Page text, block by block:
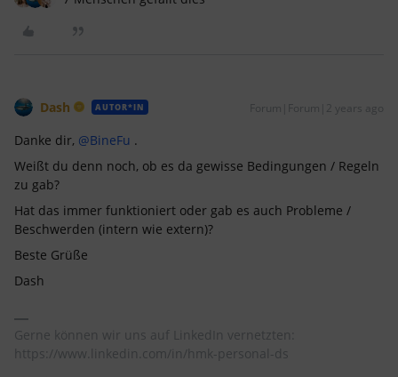
Dash AUTOR*IN Forum|Forum|2 years ago
Danke dir, @BineFu .
Weißt du denn noch, ob es da gewisse Bedingungen / Regeln
zu gab?
Hat das immer funktioniert oder gab es auch Probleme /
Beschwerden (intern wie extern)?
Beste Grüße
Dash
Gerne können wir uns auf LinkedIn vernetzten:
https://www.linkedin.com/in/hmk-personal-ds